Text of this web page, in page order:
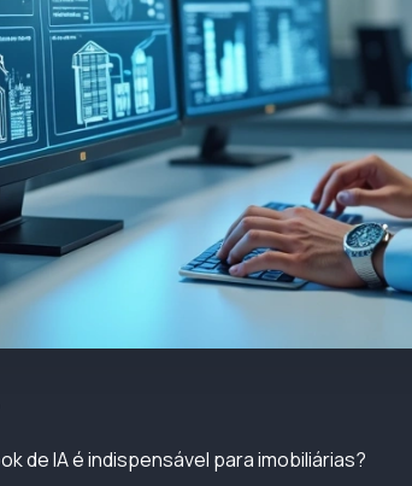
de IA é indispensável para imobiliárias?